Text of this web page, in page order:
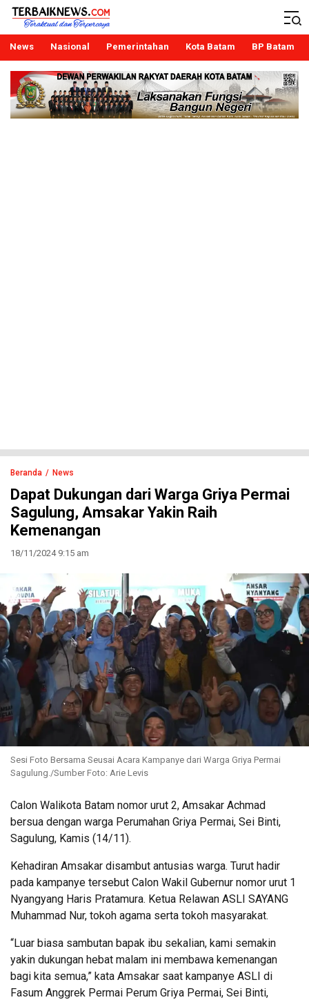
Terbaiknews
Teraktual dan Terpercaya
News Nasional Pemerintahan Kota Batam BP Batam
Beranda News
Dapat Dukungan dari Warga Griya Permai
Sagulung, Amsakar Yakin Raih
Kemenangan
18/11/2024 9:15 am
Sesi Foto Bersama Seusai Acara Kampanye dari Warga Griya Permai
Sagulung./Sumber Foto: Arie Levis
Calon Walikota Batam nomor urut 2, Amsakar Achmad
bersua dengan warga Perumahan Griya Permai, Sei Binti,
Sagulung, Kamis (14/11).
Kehadiran Amsakar disambut antusias warga. Turut hadir
pada kampanye tersebut Calon Wakil Gubernur nomor urut 1
Nyangyang Haris Pratamura. Ketua Relawan ASLI SAYANG
Muhammad Nur, tokoh agama serta tokoh masyarakat.
“Luar biasa sambutan bapak ibu sekalian, kami semakin
yakin dukungan hebat malam ini membawa kemenangan
bagi kita semua,” kata Amsakar saat kampanye ASLI di
Fasum Anggrek Permai Perum Griya Permai, Sei Binti,